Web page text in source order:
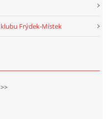
Frýdek-Místek
>>